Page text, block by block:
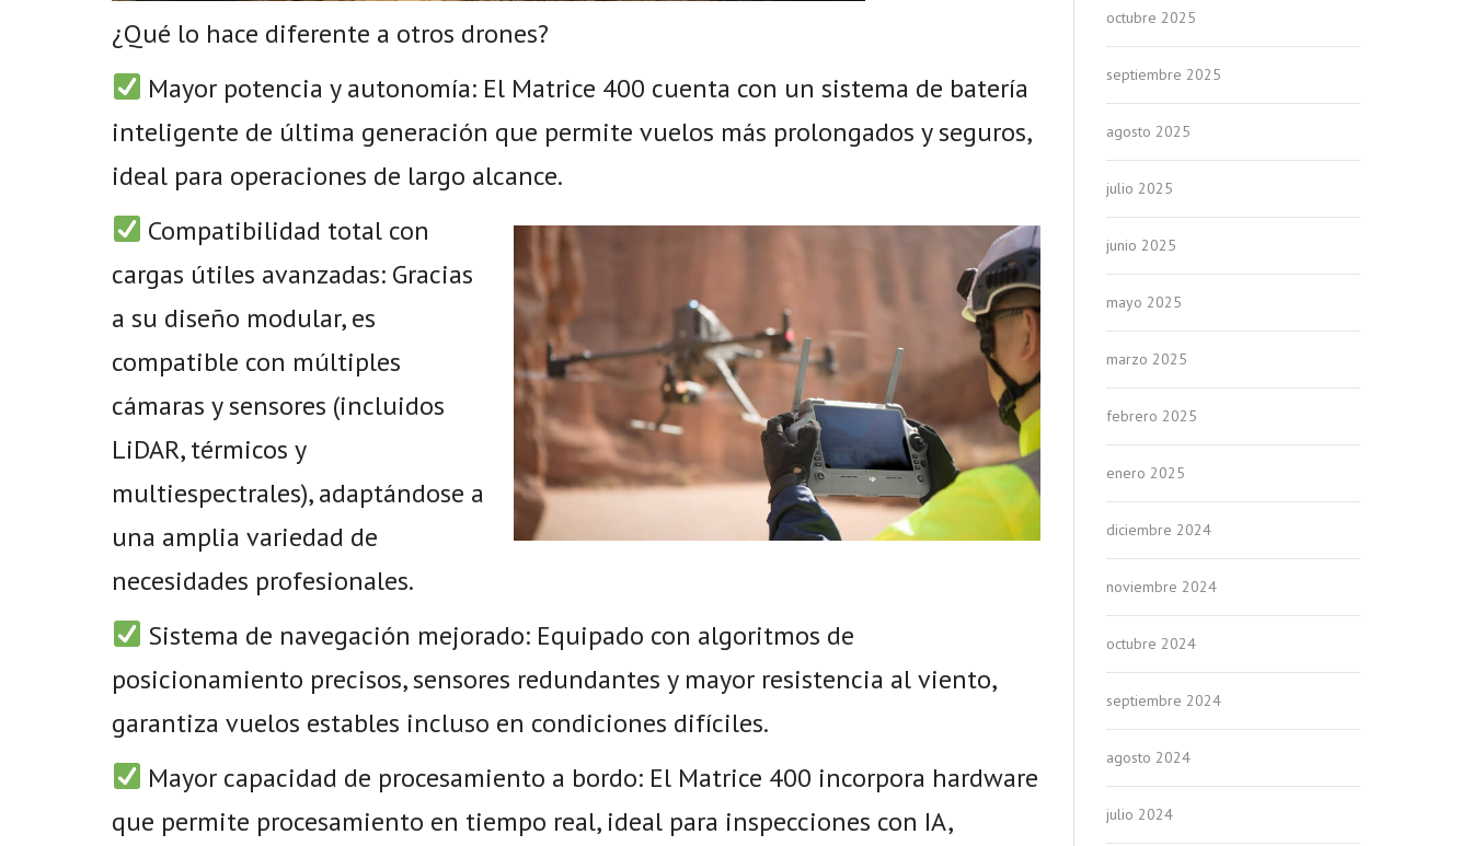
¿Qué lo hace diferente a otros drones?
Mayor potencia y autonomía: El Matrice 400 cuenta con un sistema de batería
inteligente de última generación que permite vuelos más prolongados y seguros,
ideal para operaciones de largo alcance.
Compatibilidad total con
cargas útiles avanzadas: Gracias
a su diseño modular, es
compatible con múltiples
cámaras y sensores (incluidos
LiDAR, térmicos y
multiespectrales), adaptándose a
una amplia variedad de
necesidades profesionales.
Sistema de navegación mejorado: Equipado con algoritmos de
posicionamiento precisos, sensores redundantes y mayor resistencia al viento,
garantiza vuelos estables incluso en condiciones difíciles.
Mayor capacidad de procesamiento a bordo: El Matrice 400 incorpora hardware
que permite procesamiento en tiempo real, ideal para inspecciones con IA,
octubre 2025
septiembre 2025
agosto 2025
julio 2025
junio 2025
mayo 2025
marzo 2025
febrero 2025
enero 2025
diciembre 2024
noviembre 2024
octubre 2024
septiembre 2024
agosto 2024
julio 2024